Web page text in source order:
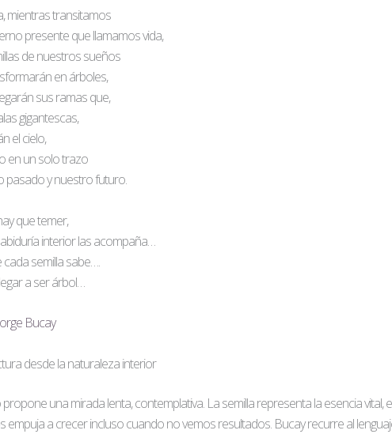
mientras transitamos
presente que llamamos vida,
de nuestros sueños
en árboles,
sus ramas que,
gigantescas,
el cielo,
en un solo trazo
pasado y nuestro futuro.
que temer,
interior las acompaña…
semilla sabe….
a ser árbol…
Bucay
desde la naturaleza interior
propone una mirada lenta, contemplativa. La semilla representa la esencia vital,
empuja a crecer incluso cuando no vemos resultados. Bucay recurre al